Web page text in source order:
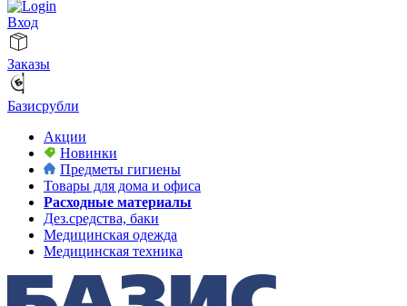
Вход
Заказы
Базисрубли
Акции
Новинки
Предметы гигиены
Товары для дома и офиса
Расходные материалы
Дез.средства, баки
Медицинская одежда
Медицинская техника